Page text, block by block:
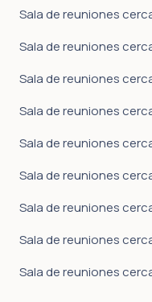
Sala de reuniones
Sala de reuniones
Sala de reuniones
Sala de reuniones
Sala de reuniones
Sala de reuniones
Sala de reuniones
Sala de reuniones
Sala de reuniones